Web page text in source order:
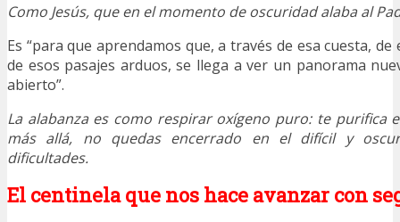
Como Jesús, que en el momento de oscuridad alaba al
Es “para que aprendamos que, a través de esa cuesta,
de esos pasajes arduos, se llega a ver un panorama
abierto”.
La alabanza es como respirar oxígeno puro: te purifica
más allá, no quedas encerrado en el difícil y
dificultades.
El centinela que nos hace avanzar con